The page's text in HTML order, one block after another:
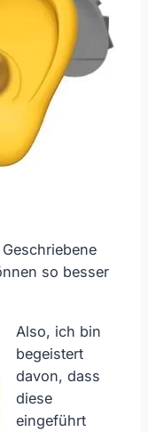
so besser
Also, ich bin
begeistert
davon, dass
diese
eingeführt